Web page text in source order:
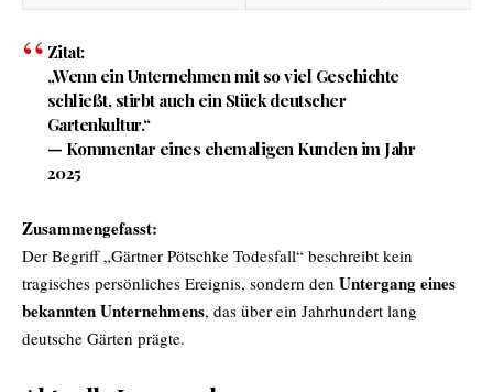
Zitat:
„Wenn ein Unternehmen mit so viel Geschichte
schließt, stirbt auch ein Stück deutscher
Gartenkultur.“
— Kommentar eines ehemaligen Kunden im Jahr
2025
Zusammengefasst:
Der Begriff „Gärtner Pötschke Todesfall“ beschreibt kein
tragisches persönliches Ereignis, sondern den Untergang eines
bekannten Unternehmens, das über ein Jahrhundert lang
deutsche Gärten prägte.